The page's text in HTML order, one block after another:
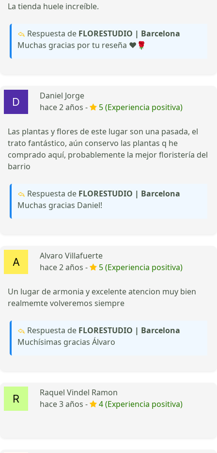
La tienda huele increíble.
Respuesta de FLORESTUDIO | Barcelona
Muchas gracias por tu reseña ❤️🌹
Daniel Jorge
hace 2 años -
5 (Experiencia positiva)
Las plantas y flores de este lugar son una pasada, el
trato fantástico, aún conservo las plantas q he
comprado aquí, probablemente la mejor floristería del
barrio
Respuesta de FLORESTUDIO | Barcelona
Muchas gracias Daniel!
Alvaro Villafuerte
hace 2 años -
5 (Experiencia positiva)
Un lugar de armonia y excelente atencion muy bien
realmemte volveremos siempre
Respuesta de FLORESTUDIO | Barcelona
Muchísimas gracias Álvaro
Raquel Vindel Ramon
hace 3 años -
4 (Experiencia positiva)